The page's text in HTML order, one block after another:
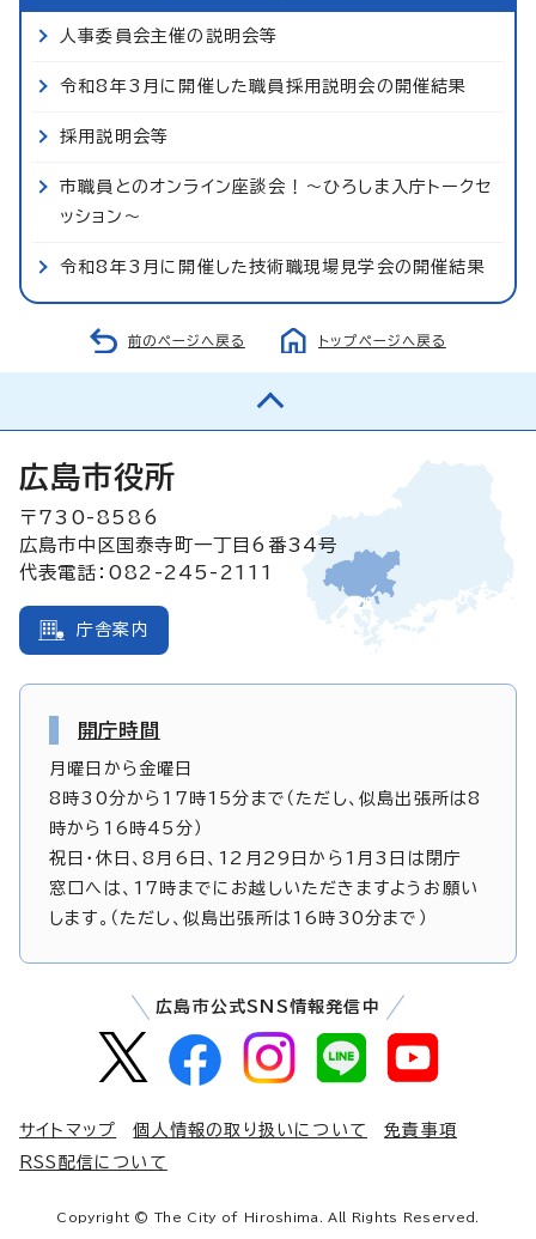
人事委員会主催の説明会等
令和8年3月に開催した職員採用説明会の開催結果
採用説明会等
市職員とのオンライン座談会！～ひろしま入庁トークセ
ッション～
令和8年3月に開催した技術職現場見学会の開催結果
前のページへ戻る トップページへ戻る
広島市役所
〒730-8586
広島市中区国泰寺町一丁目6番34号
代表電話：082-245-2111
庁舎案内
開庁時間
月曜日から金曜日
8時30分から17時15分まで（ただし、似島出張所は8
時から16時45分）
祝日・休日、8月6日、12月29日から1月3日は閉庁
窓口へは、17時までにお越しいただきますようお願い
します。（ただし、似島出張所は16時30分まで）
広島市公式SNS情報発信中
サイトマップ 個人情報の取り扱いについて
免責事項
RSS配信について
Copyright © The City of Hiroshima. All Rights Reserved.